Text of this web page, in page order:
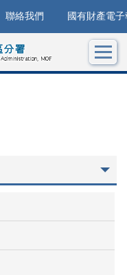
聯絡我們 國有財產電子